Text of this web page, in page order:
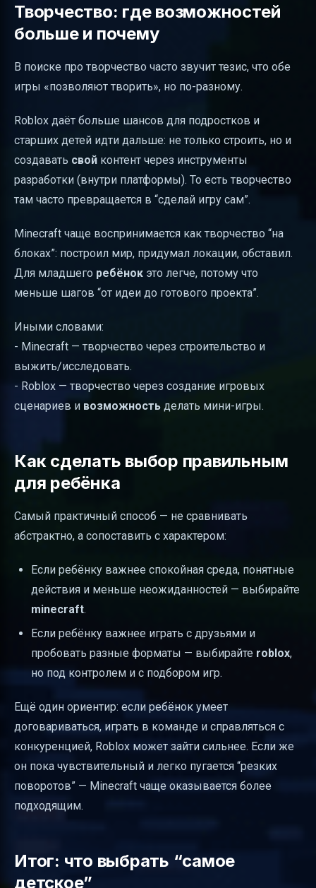
Творчество: где возможностей
больше и почему
В поиске про творчество часто звучит тезис, что обе
игры «позволяют творить», но по-разному.
Roblox даёт больше шансов для подростков и
старших детей идти дальше: не только строить, но и
создавать свой контент через инструменты
разработки (внутри платформы). То есть творчество
там часто превращается в “сделай игру сам”.
Minecraft чаще воспринимается как творчество “на
блоках”: построил мир, придумал локации, обставил.
Для младшего ребёнок это легче, потому что
меньше шагов “от идеи до готового проекта”.
Иными словами:
- Minecraft — творчество через строительство и
выжить/исследовать.
- Roblox — творчество через создание игровых
сценариев и возможность делать мини-игры.
Как сделать выбор правильным
для ребёнка
Самый практичный способ — не сравнивать
абстрактно, а сопоставить с характером:
Если ребёнку важнее спокойная среда, понятные
действия и меньше неожиданностей — выбирайте
minecraft.
Если ребёнку важнее играть с друзьями и
пробовать разные форматы — выбирайте roblox,
но под контролем и с подбором игр.
Ещё один ориентир: если ребёнок умеет
договариваться, играть в команде и справляться с
конкуренцией, Roblox может зайти сильнее. Если же
он пока чувствительный и легко пугается “резких
поворотов” — Minecraft чаще оказывается более
подходящим.
Итог: что выбрать “самое
детское”